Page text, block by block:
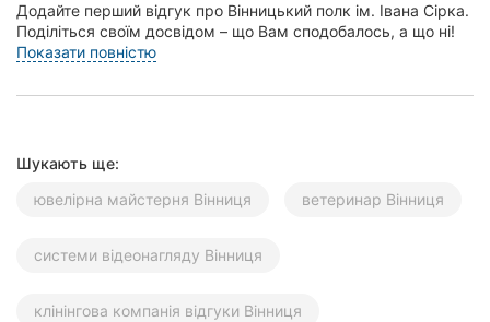
Чернігів
Черкаси
Франківськ
Луцьк
Додайте перший відгук про Вінницький полк ім. Івана Сірка.
Поділіться своїм досвідом – що Вам сподобалось, а що ні!
Це допоможе іншим жителям Вінниці...
Показати повністю
Шукають ще:
ювелірна майстерня Вінниця
ветеринар Вінниця
системи відеонагляду Вінниця
клінінгова компанія відгуки Вінниця